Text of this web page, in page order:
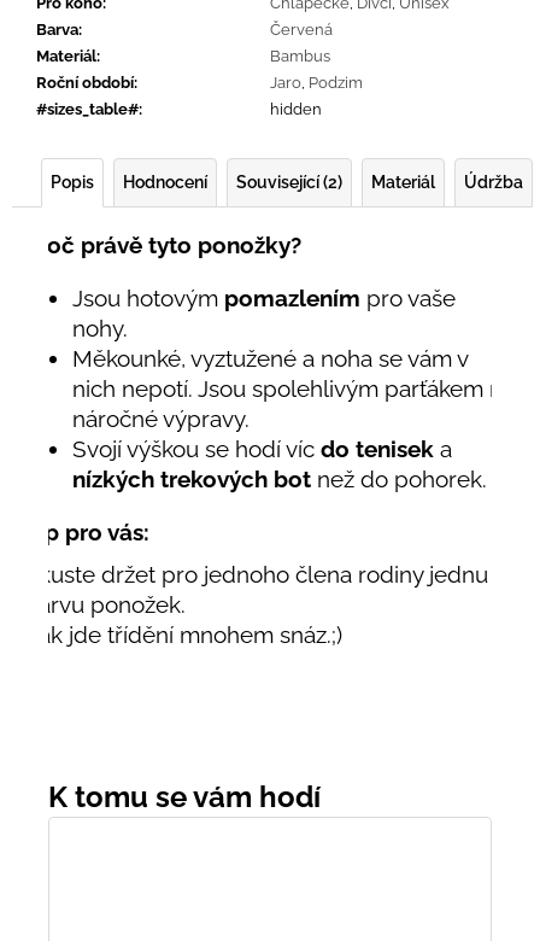
Barva:
Červená
Materiál:
Bambus
Roční období: Jaro, Podzim
#sizes_table#: hidden
Popis Hodnocení Související (2) Materiál Údržba
Proč právě tyto ponožky?
Jsou hotovým pomazlením pro vaše
nohy.
Měkounké, vyztužené a noha se vám v
nich nepotí. Jsou spolehlivým parťákem na
náročné výpravy.
Svojí výškou se hodí víc do tenisek a
nízkých trekových bot než do pohorek.
Tip pro vás:
Zkuste držet pro jednoho člena rodiny jednu
barvu ponožek.
Pak jde třídění mnohem snáz.;)